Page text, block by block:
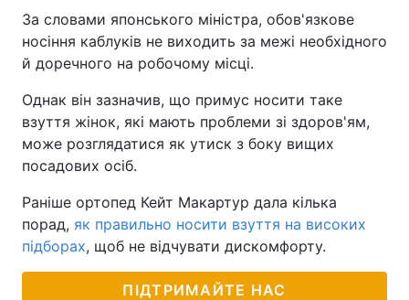
Тема оформлення
За словами японського міністра, обов'язкове
носіння каблуків не виходить за межі необхідного
й доречного на робочому місці.
Однак він зазначив, що примус носити таке
взуття жінок, які мають проблеми зі здоров'ям,
може розглядатися як утиск з боку вищих
посадових осіб.
Раніше ортопед Кейт Макартур дала кілька
порад, як правильно носити взуття на високих
підборах, щоб не відчувати дискомфорту.
ПІДТРИМАЙТЕ НАС